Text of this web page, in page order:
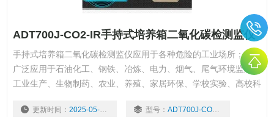
ADT700J-CO2-IR手持式培养箱二氧化碳检测监仪
手持式培养箱二氧化碳检测监仪应用于各种危险的工业场所；产品
广泛应用于石油化工、钢铁、冶炼、电力、烟气、尾气环境监测、
工业生产、生物制药、农业、养殖、家居环保、学校实验、高校科
更新时间： 2025-05-06 型号： ADT700J-CO2-IR